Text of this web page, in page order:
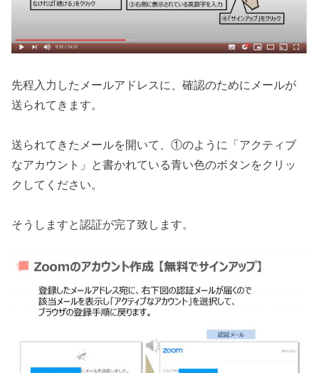
先程入力したメールアドレスに、確認のためにメールが
送られてきます。
送られてきたメールを開いて、①のように「アクティブ
なアカウント」と書かれている青い色のボタンをクリッ
クしてください。
そうしますと認証が完了致します。